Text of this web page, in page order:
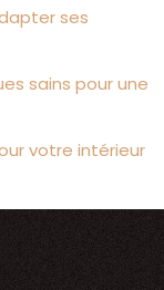
ses
sains pour une
votre intérieur